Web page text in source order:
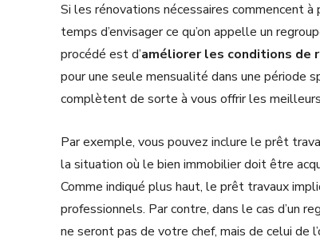
Si les rénovations nécessaires commencent
temps d’envisager ce qu’on appelle un
procédé est d’améliorer les conditions de
pour une seule mensualité dans une période
complètent de sorte à vous offrir les
Par exemple, vous pouvez inclure le prêt
la situation où le bien immobilier doit être
Comme indiqué plus haut, le prêt travaux
professionnels. Par contre, dans le cas d’un
ne seront pas de votre chef, mais de celui de